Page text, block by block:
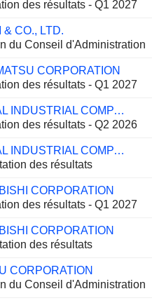
des résultats - Q1 2027
& CO., LTD.
du Conseil d'Administration
CORPORATION
des résultats - Q1 2027
GLOBAL INDUSTRIAL COMPANY
des résultats - Q2 2026
GLOBAL INDUSTRIAL COMPANY
des résultats
CORPORATION
des résultats - Q1 2027
CORPORATION
des résultats
CORPORATION
du Conseil d'Administration